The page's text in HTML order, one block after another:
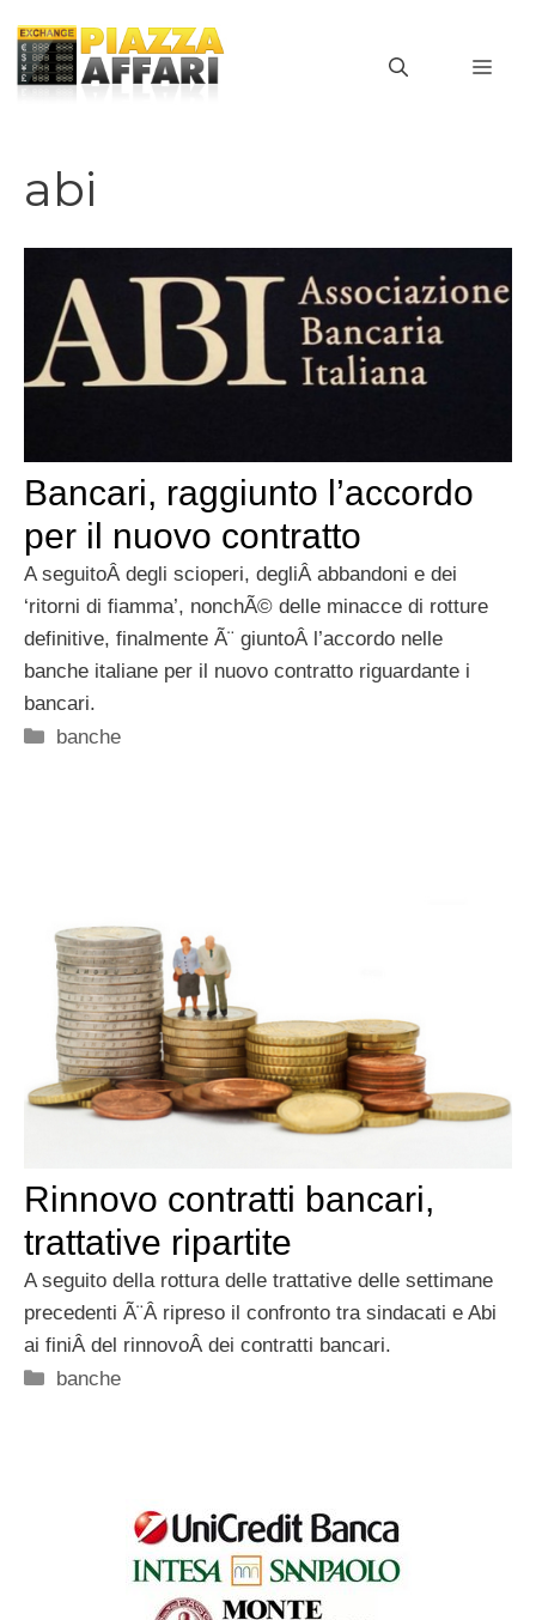
contenuto
abi
Bancari, raggiunto l’accordo
per il nuovo contratto
A seguitoÂ degli scioperi, degliÂ abbandoni e dei
‘ritorni di fiamma’, nonchÃ© delle minacce di rotture
definitive, finalmente Ã¨ giuntoÂ l’accordo nelle
banche italiane per il nuovo contratto riguardante i
bancari.
Categorie
banche
Rinnovo contratti bancari,
trattative ripartite
A seguito della rottura delle trattative delle settimane
precedenti Ã¨Â ripreso il confronto tra sindacati e Abi
ai finiÂ del rinnovoÂ dei contratti bancari.
Categorie
banche